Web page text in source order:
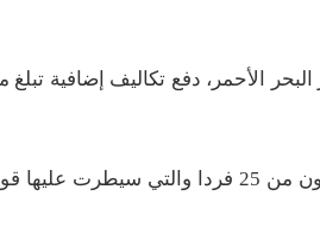
الأحمر، دفع تكاليف إضافية تبلغ
ويحتجز الحوثيون السفينة جالاكسي ليدر التي ترفع علم جزر الباهاما وطاقمها المكون